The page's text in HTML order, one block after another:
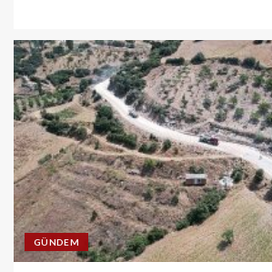
GÜNDEM